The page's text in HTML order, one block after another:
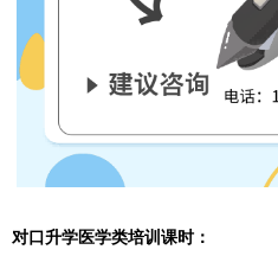
对口升学医学类培训课时：